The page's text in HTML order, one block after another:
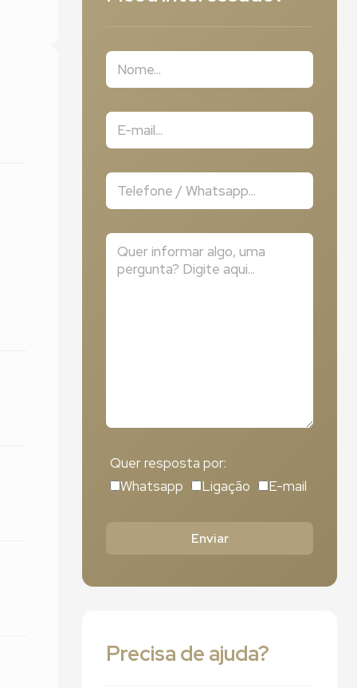
Quer resposta por:
Whatsapp
Ligação E-mail
Enviar
Precisa de ajuda?